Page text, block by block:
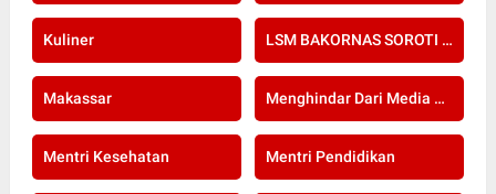
Kuliner LSM BAKORNAS SOROTI RE-SERTIFIKASI KOMPETENSI APOTEKER YANG DI SELENGGARAKAN OLEH KOLEGIUM FARMASI
Makassar Menghindar Dari Media Setelah Terbongkar Kasus Dugaan Gratifikasi Komisioner KPU Kota Bogor
Mentri Kesehatan Mentri Pendidikan